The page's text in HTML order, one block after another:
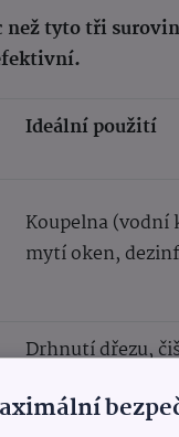
tyto tři
Ideální použití
Koupelna (vodní
mytí oken,
Drhnutí dřezu,